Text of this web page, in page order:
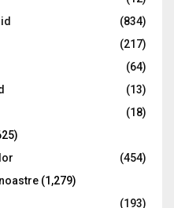
(834)
(217)
(64)
(13)
(18)
(454)
(1,279)
(193)